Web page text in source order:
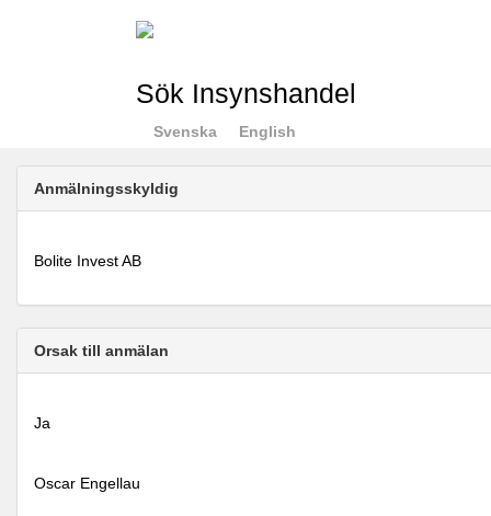
Sök Insynshandel
Svenska English
Anmälningsskyldig
Bolite Invest AB
Orsak till anmälan
Ja
Oscar Engellau